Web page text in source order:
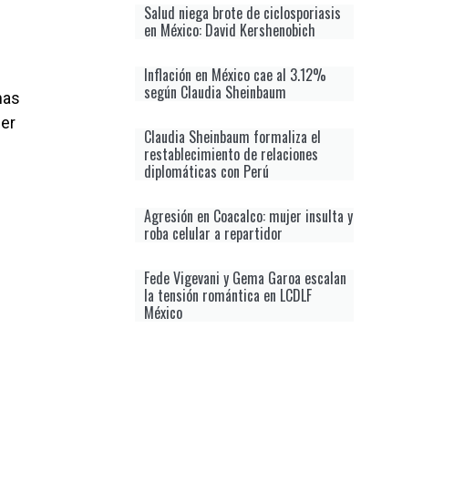
Salud niega brote de ciclosporiasis
en México: David Kershenobich
Inflación en México cae al 3.12%
según Claudia Sheinbaum
Claudia Sheinbaum formaliza el
restablecimiento de relaciones
diplomáticas con Perú
Agresión en Coacalco: mujer insulta y
roba celular a repartidor
Fede Vigevani y Gema Garoa escalan
la tensión romántica en LCDLF
México